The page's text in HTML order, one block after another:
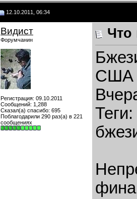
12.10.2011, 06:34
Видист
Форумчанин
Регистрация: 09.10.2011
Сообщений: 1,288
Сказал(а) спасибо: 695
Поблагодарили 290 раз(а) в 221
сообщениях
Что
США